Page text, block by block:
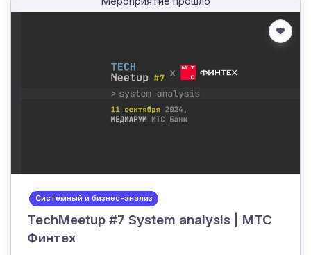
Системный и бизнес-анализ
TechMeetup #7 System analysis | МТС
Финтех